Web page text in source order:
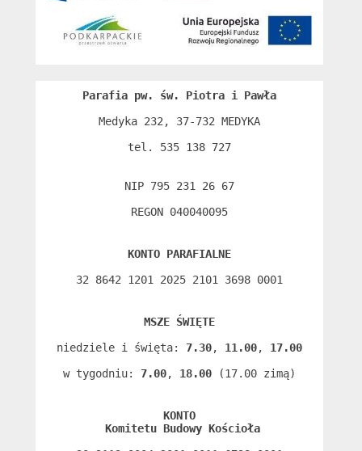
Parafia pw. św. Piotra i Pawła
Medyka 232, 37-732 MEDYKA
tel. 535 138 727
NIP 795 231 26 67
REGON 040040095
KONTO PARAFIALNE
32 8642 1201 2025 2101 3698 0001
MSZE ŚWIĘTE
niedziele i święta: 7.30, 11.00, 17.00
w tygodniu: 7.00, 18.00 (17.00 zimą)
KONTO
Komitetu Budowy Kościoła